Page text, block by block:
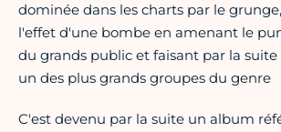
dominée dans les charts par le
l'effet d'une bombe en amenant le
du grands public et faisant par la suite
un des plus grands groupes du genre
C'est devenu par la suite un album